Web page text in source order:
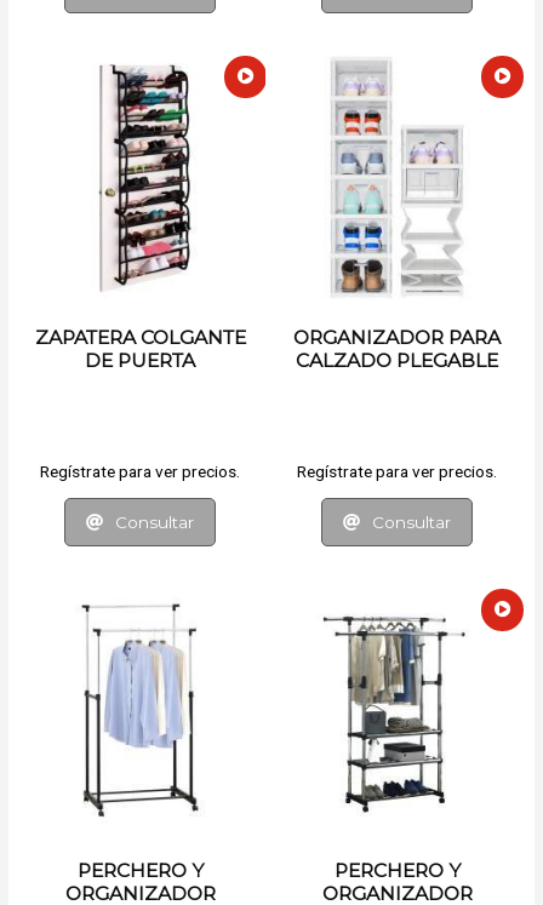
ZAPATERA COLGANTE
DE PUERTA
Regístrate para ver precios.
Consultar
ORGANIZADOR PARA
CALZADO PLEGABLE
Regístrate para ver precios.
Consultar
PERCHERO Y
ORGANIZADOR
PERCHERO Y
ORGANIZADOR